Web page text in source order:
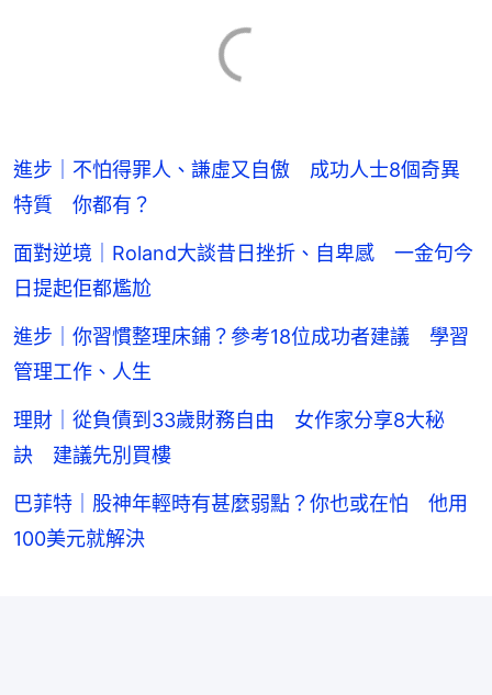
進步｜不怕得罪人、謙虛又自傲 成功人士8個奇異
特質 你都有？
面對逆境｜Roland大談昔日挫折、自卑感 一金句今
日提起佢都尷尬
進步｜你習慣整理床鋪？參考18位成功者建議 學習
管理工作、人生
理財｜從負債到33歲財務自由 女作家分享8大秘
訣 建議先別買樓
巴菲特｜股神年輕時有甚麼弱點？你也或在怕 他用
100美元就解決